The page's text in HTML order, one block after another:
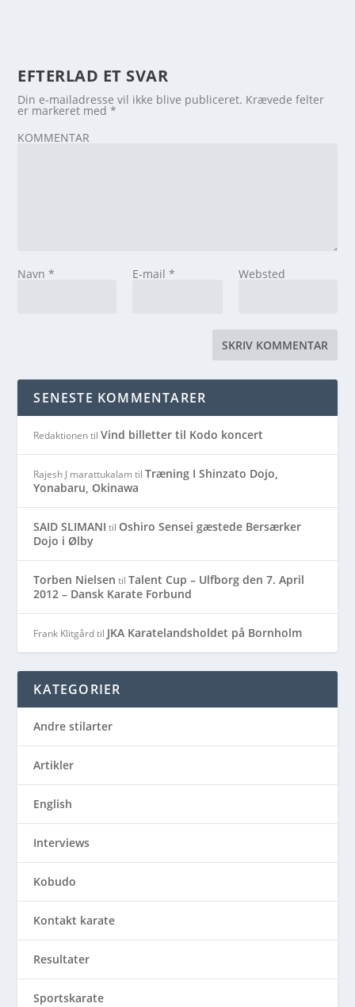
EFTERLAD ET SVAR
Din e-mailadresse vil ikke blive publiceret. Krævede felter
er markeret med*
KOMMENTAR
Navn* E-mail * Websted
SENESTE KOMMENTARER
RedaktionentilVind billetter til Kodo koncert
Rajesh J marattukalamtilTræning I Shinzato Dojo,
Yonabaru, Okinawa
SAID SLIMANI til Oshiro Sensei gæstede Bersærker
Dojo i Ølby
Torben Nielsen tilTalent Cup – Ulfborg den 7. April
2012 – Dansk Karate Forbund
Frank Klitgårdtil JKA Karatelandsholdet på Bornholm
KATEGORIER
Andre stilarter
Artikler
English
Interviews
Kobudo
Kontakt karate
Resultater
Sportskarate